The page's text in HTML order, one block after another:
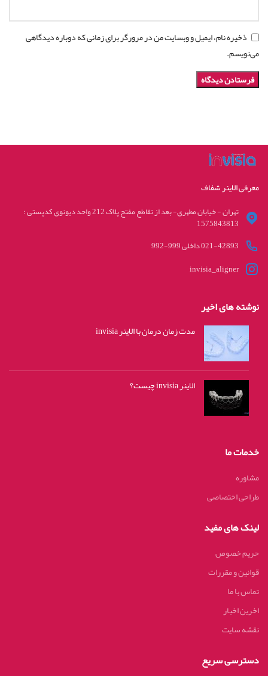
ذخیره نام، ایمیل و وبسایت من در مرورگر برای زمانی که دوباره دیدگاهی
می‌نویسم.
معرفی الاینر شفاف
تهران - خیابان مطهری- بعد از تقاطع مفتح پلاک 212 واحد دیونوی کدپستی :
1575843813
021-42893 داخلی 999-992
invisia_aligner
نوشته های اخیر
مدت زمان درمان با الاینر invisia
الاینر invisia چیست؟
خدمات ما
مشاوره
طراحی اختصاصی
لینک های مفید
حریم خصوص
قوانین و مقررات
تماس با ما
اخرین اخبار
نقشه سایت
دسترسی سریع